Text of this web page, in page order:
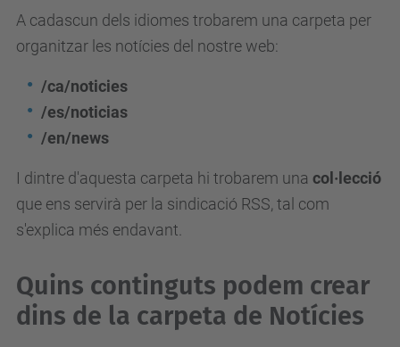
A cadascun dels idiomes trobarem una carpeta per
organitzar les notícies del nostre web:
/ca/noticies
/es/noticias
/en/news
I dintre d'aquesta carpeta hi trobarem una col·lecció
que ens servirà per la sindicació RSS, tal com
s'explica més endavant.
Quins continguts podem crear
dins de la carpeta de Notícies